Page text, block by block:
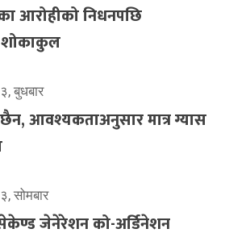
आरोहीको निधनपछि
शोकाकुल
बुधबार
आवश्यकताअनुसार मात्र ग्यास
सोमबार
जेनेरेशन को-अर्डिनेशन